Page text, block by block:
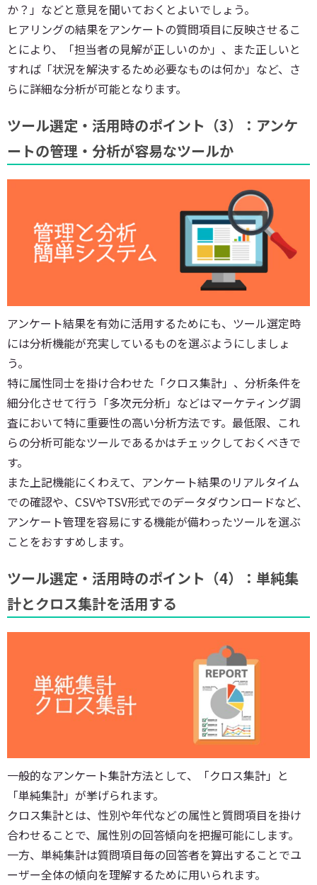
か？」などと意見を聞いておくとよいでしょう。
ヒアリングの結果をアンケートの質問項目に反映させるこ
とにより、「担当者の見解が正しいのか」、また正しいと
すれば「状況を解決するため必要なものは何か」など、さ
らに詳細な分析が可能となります。
ツール選定・活用時のポイント（3）：アンケ
ートの管理・分析が容易なツールか
アンケート結果を有効に活用するためにも、ツール選定時
には分析機能が充実しているものを選ぶようにしましょ
う。
特に属性同士を掛け合わせた「クロス集計」、分析条件を
細分化させて行う「多次元分析」などはマーケティング調
査において特に重要性の高い分析方法です。最低限、これ
らの分析可能なツールであるかはチェックしておくべきで
す。
また上記機能にくわえて、アンケート結果のリアルタイム
での確認や、CSVやTSV形式でのデータダウンロードなど、
アンケート管理を容易にする機能が備わったツールを選ぶ
ことをおすすめします。
ツール選定・活用時のポイント（4）：単純集
計とクロス集計を活用する
一般的なアンケート集計方法として、「クロス集計」と
「単純集計」が挙げられます。
クロス集計とは、性別や年代などの属性と質問項目を掛け
合わせることで、属性別の回答傾向を把握可能にします。
一方、単純集計は質問項目毎の回答者を算出することでユ
ーザー全体の傾向を理解するために用いられます。